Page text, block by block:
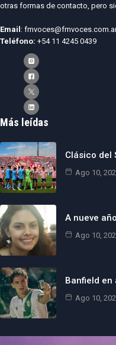
otras formas de contacto, pero
Email :
Teléfono: +54 11 4245 0439
Más leídas
Clásico del
Ago 10,
A nueve
Ago 10,
Banfield en
Ago 10,